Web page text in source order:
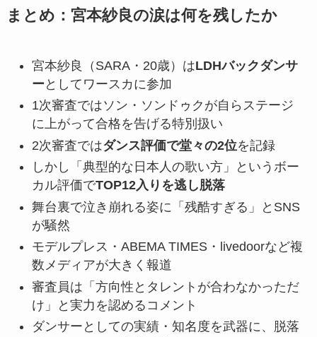
まとめ：宮本紗良の涙は何を残したか
宮本紗良（SARA・20歳）はLDHバックダンサ
ー としてワースカに参加
1次審査ではソン・ソンドゥクが自らステージ
に上がって合格を告げる特別扱い
2次審査ではダンス評価で堂々の2位を記録
しかし「典型的な日本人の歌い方」というボー
カル評価でTOP12入りを逃し脱落
舞台裏で泣き崩れる姿に「残酷すぎる」とSNS
が騒然
モデルプレス・ABEMA TIMES・livedoorなど複
数メディアが大きく報道
審査員は「方向性とタレントが合わなかっただ
け」と実力を認めるコメント
ダンサーとしての実績・知名度を武器に、脱落